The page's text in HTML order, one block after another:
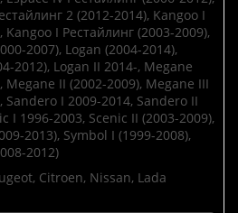
2 (2012-2014), Kangoo I
Kangoo I Рестайлинг (2003-2009),
2007), Logan (2004-2014),
2012), Logan II 2014-, Megane
Megane II (2002-2009), Megane III
Sandero I 2009-2014, Sandero II
I 1996-2003, Scenic II (2003-2009),
2013), Symbol I (1999-2008),
2012)
Citroen, Nissan, Lada